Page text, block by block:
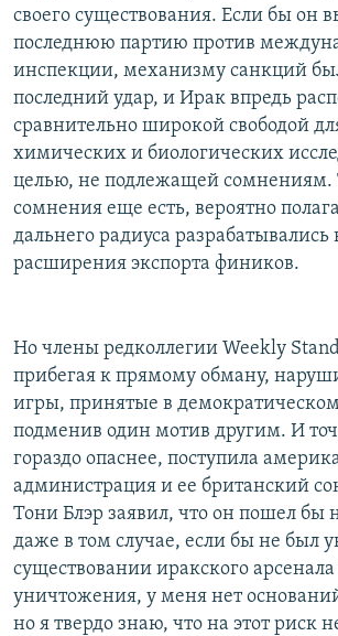
своего существования. Если бы он
последнюю партию против
инспекции, механизму санкций
последний удар, и Ирак впредь
сравнительно широкой свободой
химических и биологических
целью, не подлежащей сомнениям.
сомнения еще есть, вероятно
дальнего радиуса разрабатывались
расширения экспорта фиников.
Но члены редколлегии Weekly
прибегая к прямому обману,
игры, принятые в
подменив один мотив другим. И
гораздо опаснее, поступила
администрация и ее британский
Тони Блэр заявил, что он пошел бы
даже в том случае, если бы не был
существовании иракского арсенала
уничтожения, у меня нет
но я твердо знаю, что на этот риск